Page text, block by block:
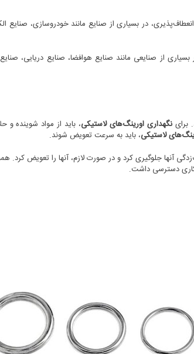
در بسیاری از صنایع مانند خودروسازی، صنایع
از صنایعی مانند صنایع هوافضا، صنایع دریایی،
برای نگهداری اورینگ‌های لاستیکی، باید از مواد شوینده
لاستیکی، باید به سرعت تعویض شوند.
آنها جلوگیری کرد و در صورت لازم، آنها را تعویض کرد.
دسترسی داشت.